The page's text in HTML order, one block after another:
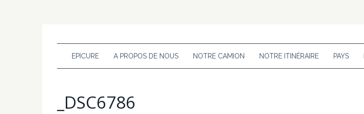
EPICURE A PROPOS DE NOUS NOTRE CAMION NOTRE ITINÉRAIRE PAYS
_DSC6786